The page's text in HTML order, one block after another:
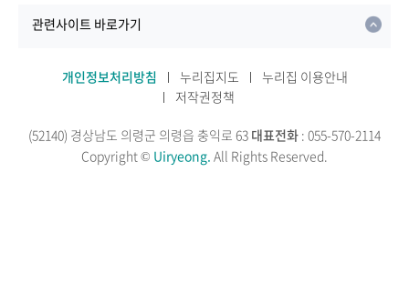
관련사이트 바로가기
개인정보처리방침 누리집지도
누리집 이용안내
저작권정책
(52140) 경상남도 의령군 의령읍 충익로 63 대표전화 : 055-570-2114
Copyright © Uiryeong. All Rights Reserved.